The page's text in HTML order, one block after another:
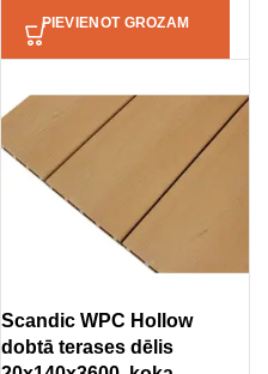
PIEVIENOT GROZAM
Scandic WPC Hollow
dobtā terases dēlis